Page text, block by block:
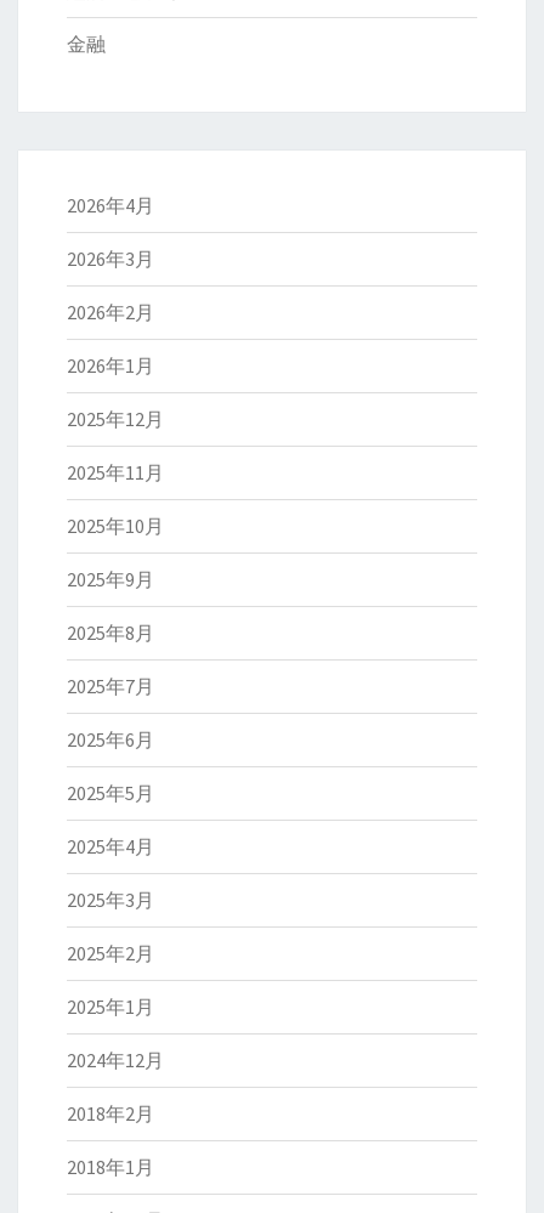
金融
2026年4月
2026年3月
2026年2月
2026年1月
2025年12月
2025年11月
2025年10月
2025年9月
2025年8月
2025年7月
2025年6月
2025年5月
2025年4月
2025年3月
2025年2月
2025年1月
2024年12月
2018年2月
2018年1月